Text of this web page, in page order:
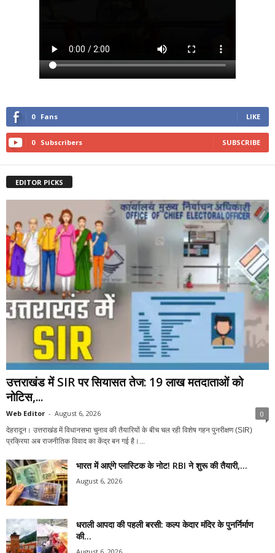
0 Fans LIKE
0 Subscribers SUBSCRIBE
EDITOR PICKS
उत्तराखंड में SIR पर सियासत तेज: 19 लाख मतदाताओं को
नोटिस,...
Web Editor - August 6, 2026 0
देहरादून। उत्तराखंड में विधानसभा चुनाव की तैयारियों के बीच चल रही विशेष गहन पुनरीक्षण (SIR)
प्रक्रिया अब राजनीतिक विवाद का केंद्र बन गई है।...
भारत में आएंगे प्लास्टिक के नोट! RBI ने शुरू की तैयारी,...
August 6, 2026
धराली आपदा की पहली बरसी: कल्प केदार मंदिर के पुनर्निर्माण
की...